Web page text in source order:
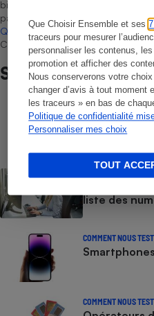
Que Choisir Ensemble et ses
traceurs pour mesurer
personnaliser les contenus,
promotion et afficher des
Nous conserverons votre
changer d’avis à tout moment
les traceurs » en bas de
Politique de confidentialité
Personnaliser mes choix
TOUT
bien que non-exhaustive. À
par Bureau Veritas Certification
Que Choisir, il n’existe aucune
Choisir Ensemble et les
Sur le même sujet
COMPARATEUR
- Choisissez
liste des
COMMENT NOUS
COMMENT NOUS